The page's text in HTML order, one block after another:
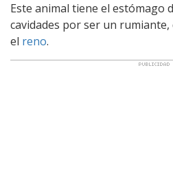
Este animal tiene el estómago
cavidades por ser un rumiante,
el reno.